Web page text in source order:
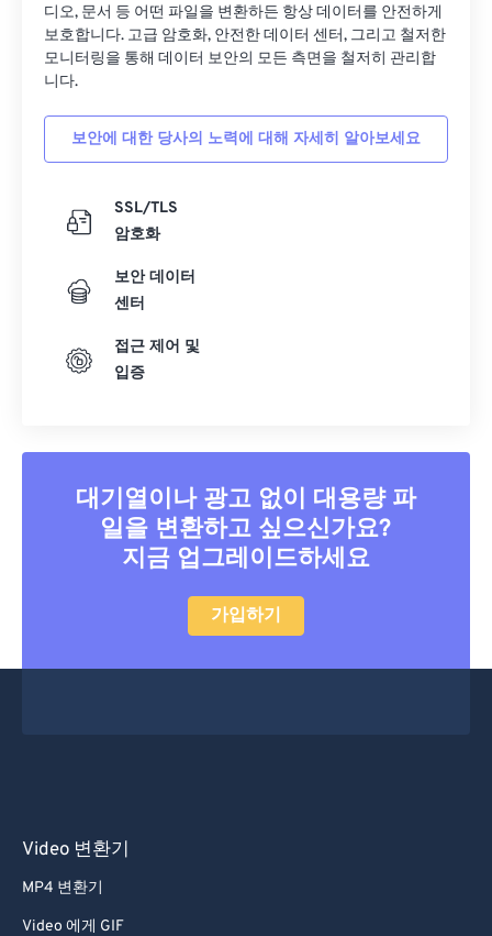
디오, 문서 등 어떤 파일을 변환하든 항상 데이터를 안전하게
보호합니다. 고급 암호화, 안전한 데이터 센터, 그리고 철저한
모니터링을 통해 데이터 보안의 모든 측면을 철저히 관리합
니다.
보안에 대한 당사의 노력에 대해 자세히 알아보세요
SSL/TLS
암호화
보안 데이터
센터
접근 제어 및
입증
대기열이나 광고 없이 대용량 파
일을 변환하고 싶으신가요?
지금 업그레이드하세요
가입하기
Video 변환기
MP4 변환기
Video 에게 GIF